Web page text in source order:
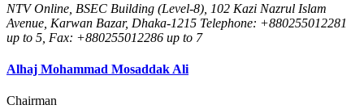
NTV Online, BSEC Building (Level-8), 102 Kazi Nazrul Islam
Avenue, Karwan Bazar, Dhaka-1215 Telephone: +880255012281
up to 5, Fax: +880255012286 up to 7
Alhaj Mohammad Mosaddak Ali
Chairman